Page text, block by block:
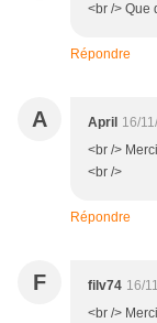
<br /> Que
Répondre
A April 16/
<br />
<br />
Répondre
F filv74 16/
<br />